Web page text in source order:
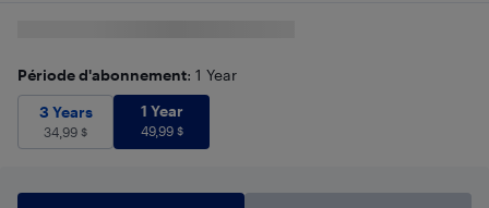
Période d'abonnement: 1 Year
3 Years
34,99$
3 Years
34,99 $
1 Year
1 Year
49,99$